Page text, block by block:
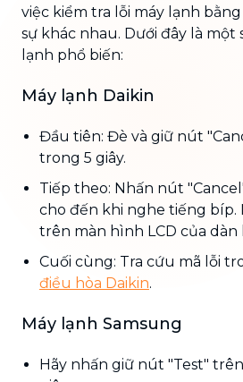
việc kiểm tra lỗi máy lạnh
sự khác nhau. Dưới đây là một
lạnh phổ biến:
Máy lạnh Daikin
Đầu tiên: Đè và giữ nút
trong 5 giây.
Tiếp theo: Nhấn nút
cho đến khi nghe tiếng bíp.
trên màn hình LCD của dàn
Cuối cùng: Tra cứu mã lỗi
điều hòa Daikin.
Máy lạnh Samsung
Hãy nhấn giữ nút "Test"